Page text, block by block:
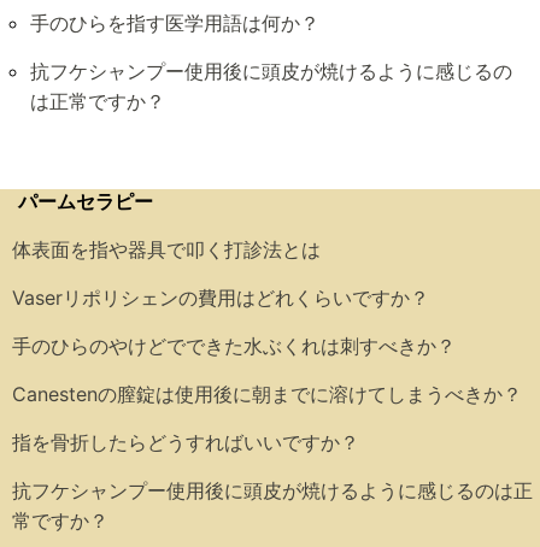
手のひらを指す医学用語は何か？
抗フケシャンプー使用後に頭皮が焼けるように感じるの
は正常ですか？
パームセラピー
体表面を指や器具で叩く打診法とは
Vaserリポリシェンの費用はどれくらいですか？
手のひらのやけどでできた水ぶくれは刺すべきか？
Canestenの膣錠は使用後に朝までに溶けてしまうべきか？
指を骨折したらどうすればいいですか？
抗フケシャンプー使用後に頭皮が焼けるように感じるのは正
常ですか？